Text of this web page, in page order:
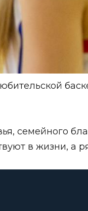
семейного
в жизни, а